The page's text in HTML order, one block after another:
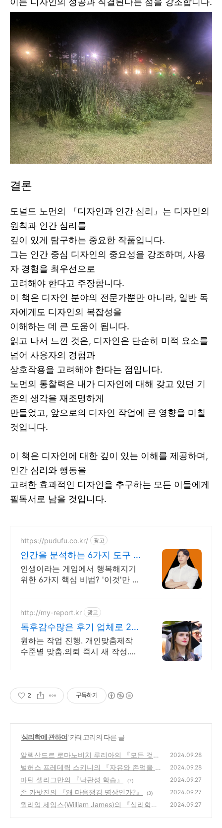
결론
도널드 노먼의 『디자인과 인간 심리』는 디자인의
원칙과 인간 심리를
깊이 있게 탐구하는 중요한 작품입니다.
그는 인간 중심 디자인의 중요성을 강조하며, 사용
자 경험을 최우선으로
고려해야 한다고 주장합니다.
이 책은 디자인 분야의 전문가뿐만 아니라, 일반 독
자에게도 디자인의 복잡성을
이해하는 데 큰 도움이 됩니다.
읽고 나서 느낀 것은, 디자인은 단순히 미적 요소를
넘어 사용자의 경험과
상호작용을 고려해야 한다는 점입니다.
노먼의 통찰력은 내가 디자인에 대해 갖고 있던 기
존의 생각을 재조명하게
만들었고, 앞으로의 디자인 작업에 큰 영향을 미칠
것입니다.
이 책은 디자인에 대한 깊이 있는 이해를 제공하며,
인간 심리와 행동을
고려한 효과적인 디자인을 추구하는 모든 이들에게
필독서로 남을 것입니다.
https://pudufu.co.kr/ 광고
인간을 분석하는 6가지 도구 작
가 라이프해커 자청
인생이라는 게임에서 행복해지기
위한 6가지 핵심 비법? '이것'만 있
http://my-report.kr 광고
독후감수많은 후기 업체로 24
시 주말 상담 가능 저렴
원하는 작업 진행. 개인맞춤제작
수준별 맞춤.의뢰 즉시 새 작성.독
2 구독하기
'심리학에 관하여' 카테고리의 다른 글
알렉산드르 로마노비치 루리아의 『모든 것을
기억하는 남자』
(1)
2024.09.28
벌허스 프레데릭 스키니의 『자유와 존엄을 넘
어서』
(7)
2024.09.28
마틴 셀리그만의 『낙관성 학습』 (7) 2024.09.27
존 카밧진의 『왜 마음챙김 명상인가?』 (3) 2024.09.27
윌리엄 제임스(William James)의 『심리학의
2024.09.27